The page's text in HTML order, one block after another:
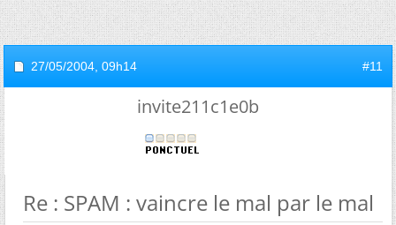
27/05/2004, 09h14 #11
invite211c1e0b
Re : SPAM : vaincre le mal par le mal